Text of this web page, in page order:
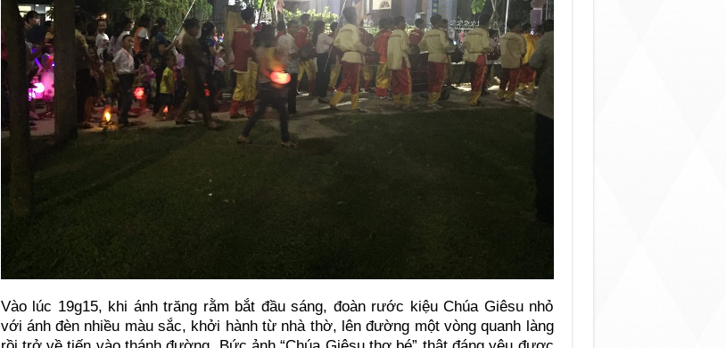
Vào lúc 19g15, khi ánh trăng rằm bắt đầu sáng, đoàn rước kiệu Chúa Giêsu nhỏ
với ánh đèn nhiều màu sắc, khởi hành từ nhà thờ, lên đường một vòng quanh làng